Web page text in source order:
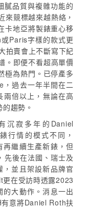
膩品質與複雜功能的
競標越來越熱絡，
卡地亞將製錶重心移
Paris字樣的款式更
拍賣會上不斷寫下紀
。即便不看超高單價
極為熱門。已停產多
過去一年半間在二
倍以上，無論在高
趨勢。
沉寂多年的Daniel
行情的模式不同，
繼續生產新錶，但
先後在法國、瑞士及
並且架設新品牌官
在受訪時透露2023
大動作。消息一出
意將Daniel Roth扶